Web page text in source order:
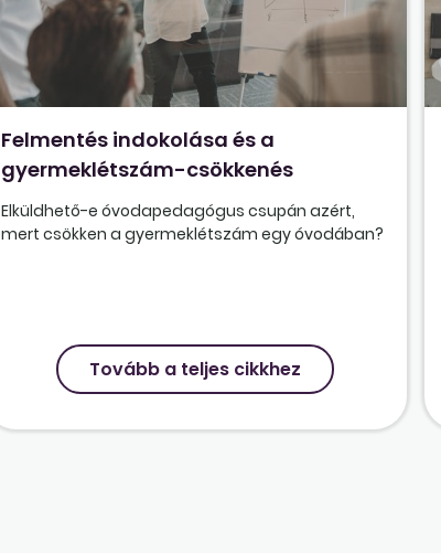
Felmentés indokolása és a
gyermeklétszám-csökkenés
Elküldhető-e óvodapedagógus csupán azért,
mert csökken a gyermeklétszám egy óvodában?
Tovább a teljes cikkhez